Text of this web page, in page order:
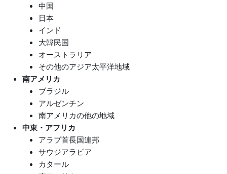
中国
日本
インド
大韓民国
オーストラリア
その他のアジア太平洋地域
南アメリカ
ブラジル
アルゼンチン
南アメリカの他の地域
中東・アフリカ
アラブ首長国連邦
サウジアラビア
カタール